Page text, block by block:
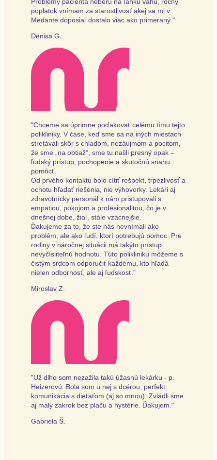
poplatok vnímam za starostlivosť akej sa mi v
Medante doposiaľ dostalo viac ako primeraný."
Denisa G.
"Chceme sa úprimne poďakovať celému tímu tejto
polikliniky. V čase, keď sme sa na iných miestach
stretávali skôr s chladom, nezáujmom a pocitom,
že sme „na obtiaž“, sme tu našli presný opak –
ľudský prístup, pochopenie a skutočnú snahu
pomôcť.
Od prvého kontaktu bolo cítiť rešpekt, trpezlivosť a
ochotu hľadať riešenia, nie výhovorky. Lekári aj
zdravotnícky personál k nám pristupovali s
empatiou, pokojom a profesionalitou, čo je v
dnešnej dobe, žiaľ, stále vzácnejšie.
Ďakujeme za to, že ste nás nevnímali ako
problém, ale ako ľudí, ktorí potrebujú pomoc. Pre
rodiny v náročnej situácii má takýto prístup
nevyčísliteľnú hodnotu. Túto polikliniku môžeme s
čistým srdcom odporučiť každému, kto hľadá
nielen odbornosť, ale aj ľudskosť."
Miroslav Z.
"Už dlho som nezažila takú úžasnú lekárku - p.
Heizerovú. Bola som u nej s dcérou, perfekt
komunikácia s dieťaťom (aj so mnou). Zvládli sme
aj malý zákrok bez plaču a hystérie. Ďakujem."
Gabriela Š.